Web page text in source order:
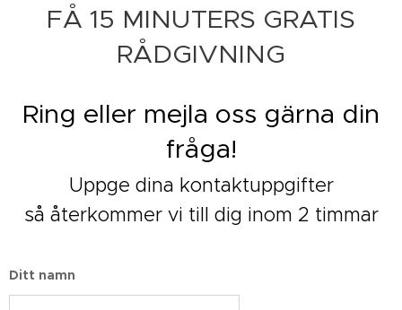
FÅ 15 MINUTERS GRATIS
RÅDGIVNING
Ring eller mejla oss gärna din
fråga!
Uppge dina kontaktuppgifter
så återkommer vi till dig inom 2 timmar
Ditt namn